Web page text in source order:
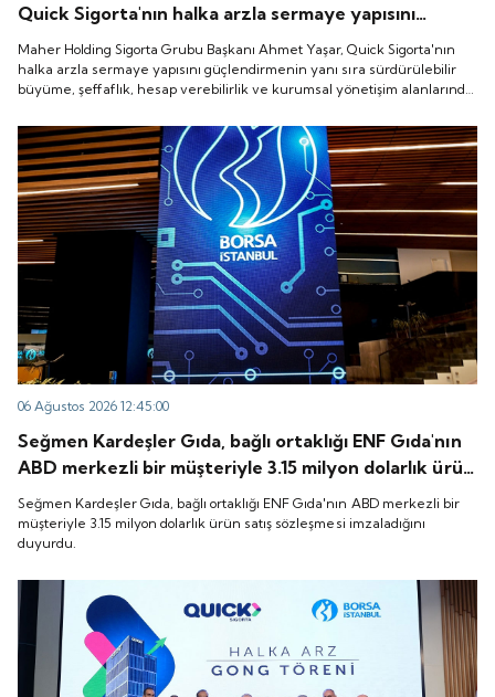
Quick Sigorta'nın halka arzla sermaye yapısını
güçlendirmenin yanı sıra sürdürülebilir büyüme,
şeffaflık, hesap verebilirlik ve kurumsal yönetişim
alanlarında yeni bir döneme girdiğini belirtti.
Maher Holding Sigorta Grubu Başkanı Ahmet Yaşar, Quick Sigorta'nın
halka arzla sermaye yapısını güçlendirmenin yanı sıra sürdürülebilir
büyüme, şeffaflık, hesap verebilirlik ve kurumsal yönetişim alanlarında
06 Ağustos 2026 12:45:00
Seğmen Kardeşler Gıda, bağlı ortaklığı ENF Gıda'nın
ABD merkezli bir müşteriyle 3.15 milyon dolarlık ürün
satış sözleşmesi imzaladığını duyurdu.
Seğmen Kardeşler Gıda, bağlı ortaklığı ENF Gıda'nın ABD merkezli bir
müşteriyle 3.15 milyon dolarlık ürün satış sözleşmesi imzaladığını
duyurdu.